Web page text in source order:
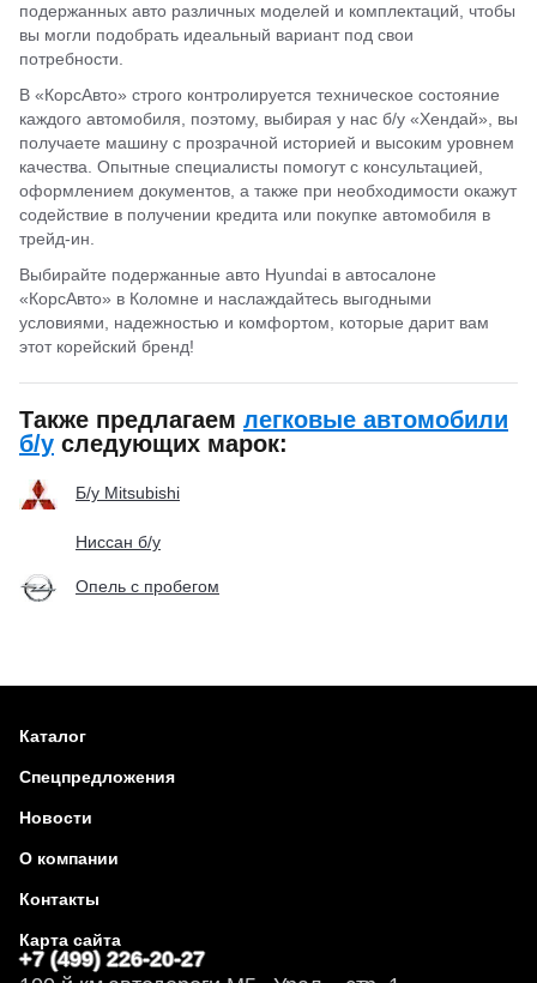
подержанных авто различных моделей и комплектаций, чтобы
вы могли подобрать идеальный вариант под свои
потребности.
В «КорсАвто» строго контролируется техническое состояние
каждого автомобиля, поэтому, выбирая у нас б/у «Хендай», вы
получаете машину с прозрачной историей и высоким уровнем
качества. Опытные специалисты помогут с консультацией,
оформлением документов, а также при необходимости окажут
содействие в получении кредита или покупке автомобиля в
трейд-ин.
Выбирайте подержанные авто Hyundai в автосалоне
«КорсАвто» в Коломне и наслаждайтесь выгодными
условиями, надежностью и комфортом, которые дарит вам
этот корейский бренд!
Также предлагаем легковые автомобили
б/у следующих марок:
Б/у Mitsubishi
Ниссан б/у
Опель с пробегом
Каталог
Спецпредложения
Новости
О компании
Контакты
Карта сайта
+7 (499) 226-20-27